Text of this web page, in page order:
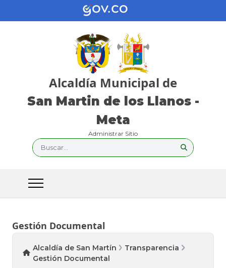
Alcaldía Municipal de
San Martin de los Llanos -
Meta
Administrar Sitio
Buscar...
Gestión Documental
Alcaldía de San Martín
Transparencia
Gestión Documental